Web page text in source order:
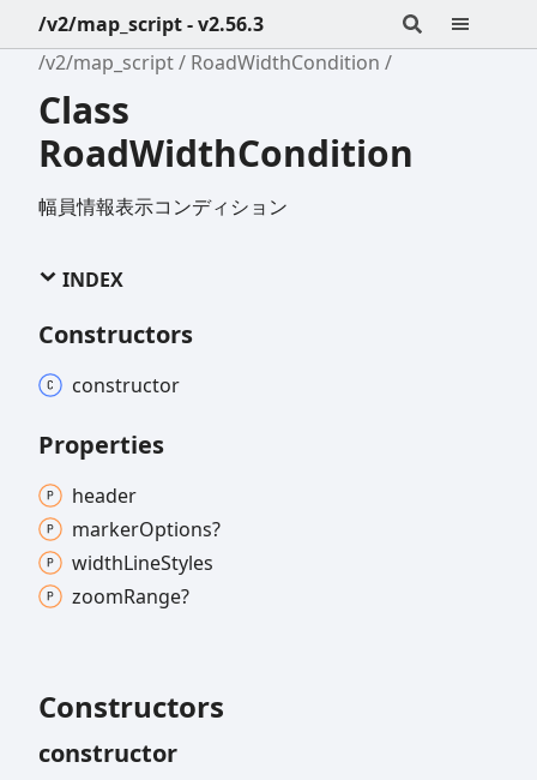
/v2/map_script - v2.56.3
/v2/map_script
RoadWidthCondition
Class
RoadWidthCondition
幅員情報表示コンディション
INDEX
Constructors
constructor
Properties
header
markerOptions?
widthLineStyles
zoomRange?
Constructors
constructor